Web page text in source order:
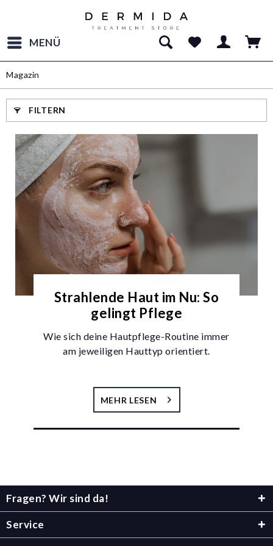
MENÜ
Magazin
FILTERN
Strahlende Haut im Nu: So
gelingt Pflege
Wie sich deine Hautpflege-Routine immer
am jeweiligen Hauttyp orientiert.
MEHR LESEN
Fragen? Wir sind da!
Service